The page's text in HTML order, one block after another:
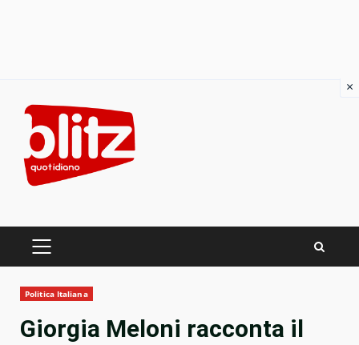
content
PRIMARY
Politica Italiana
Giorgia Meloni racconta il
×